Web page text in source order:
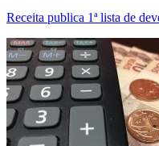
Receita publica 1ª lista de